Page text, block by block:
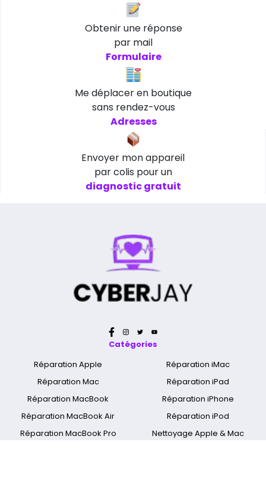
Obtenir une réponse
par mail
Formulaire
Me déplacer en boutique
sans rendez-vous
Adresses
Envoyer mon appareil
par colis pour un
diagnostic gratuit
Catégories
Réparation Apple
Réparation Mac
Réparation MacBook
Réparation MacBook Air
Réparation MacBook Pro
Réparation iMac
Réparation iPad
Réparation iPhone
Réparation iPod
Nettoyage Apple & Mac